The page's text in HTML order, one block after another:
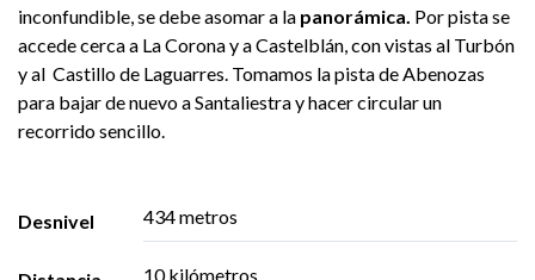
inconfundible, se debe asomar a la panorámica. Por pista se
accede cerca a La Corona y a Castelblán, con vistas al Turbón
y al Castillo de Laguarres. Tomamos la pista de Abenozas
para bajar de nuevo a Santaliestra y hacer circular un
recorrido sencillo.
Desnivel 434 metros
10 kilómetros